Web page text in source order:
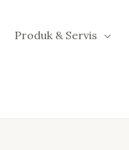
Produk & Servis